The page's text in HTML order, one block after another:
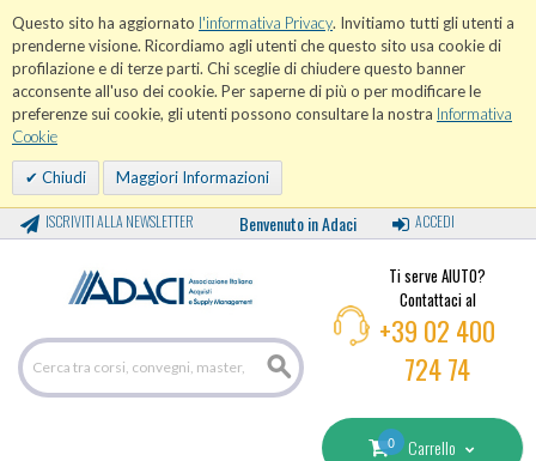
Questo sito ha aggiornato l'informativa Privacy. Invitiamo tutti gli utenti a
prenderne visione. Ricordiamo agli utenti che questo sito usa cookie di
profilazione e di terze parti. Chi sceglie di chiudere questo banner
acconsente all'uso dei cookie. Per saperne di più o per modificare le
preferenze sui cookie, gli utenti possono consultare la nostra Informativa
Cookie
Chiudi Maggiori Informazioni
ISCRIVITI ALLA NEWSLETTER Benvenuto in Adaci ACCEDI
Ti serve AIUTO?
Contattaci al
+39 02 400
724 74
0 Carrello